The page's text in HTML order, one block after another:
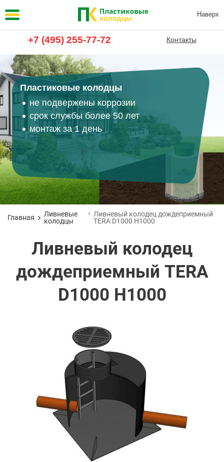
Наверх
+7 (495) 255-77-72 Контакты
Пластиковые колодцы
не подвержены коррозии
срок службы более 50 лет
монтаж за 1 день
Главная
Ливневые
колодцы
Ливневый колодец дождеприемный
TERA D1000 H1000
Ливневый колодец
дождеприемный TERA
D1000 H1000